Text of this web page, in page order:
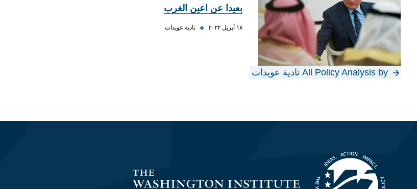
بعيدا عن اعين الغرب
١٨ أبريل ٢٠٢٢ ◆ نادية عويدات
All Policy Analysis by نادية عويدات